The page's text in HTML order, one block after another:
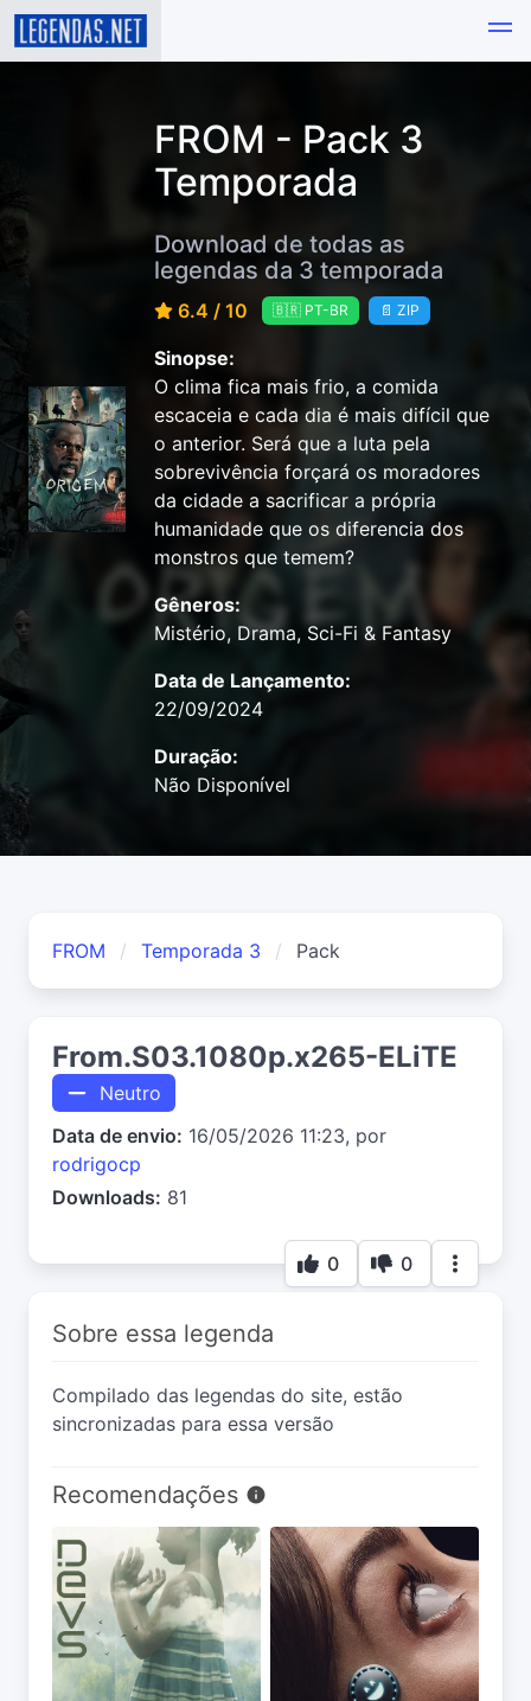
FROM - Pack 3
Temporada
Download de todas as
legendas da 3 temporada
6.4 / 10 🇧🇷 PT-BR 📄 ZIP
Sinopse:
O clima fica mais frio, a comida
escaceia e cada dia é mais difícil que
o anterior. Será que a luta pela
sobrevivência forçará os moradores
da cidade a sacrificar a própria
humanidade que os diferencia dos
monstros que temem?
Gêneros:
Mistério, Drama, Sci-Fi & Fantasy
Data de Lançamento:
22/09/2024
Duração:
Não Disponível
FROM Temporada 3 Pack
From.S03.1080p.x265-ELiTE
Neutro
Data de envio: 16/05/2026 11:23, por
rodrigocp
Downloads: 81
0 0
Sobre essa legenda
Compilado das legendas do site, estão
sincronizadas para essa versão
Recomendações